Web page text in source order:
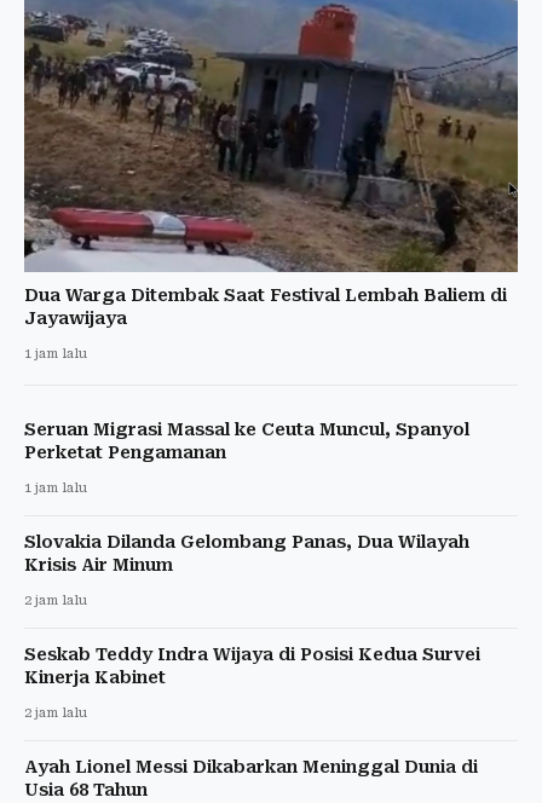
Dua Warga Ditembak Saat Festival Lembah Baliem di
Jayawijaya
1 jam lalu
Seruan Migrasi Massal ke Ceuta Muncul, Spanyol
Perketat Pengamanan
1 jam lalu
Slovakia Dilanda Gelombang Panas, Dua Wilayah
Krisis Air Minum
2 jam lalu
Seskab Teddy Indra Wijaya di Posisi Kedua Survei
Kinerja Kabinet
2 jam lalu
Ayah Lionel Messi Dikabarkan Meninggal Dunia di
Usia 68 Tahun